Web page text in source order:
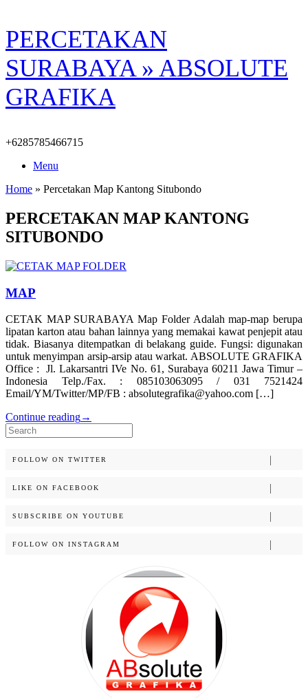
Skip
to
content
PERCETAKAN
SURABAYA » ABSOLUTE
GRAFIKA
+6285785466715
Menu
Home » Percetakan Map Kantong Situbondo
PERCETAKAN MAP KANTONG
SITUBONDO
MAP
CETAK MAP SURABAYA Map Folder Adalah map-map berupa
lipatan karton atau bahan lainnya yang memakai kawat penjepit atau
tidak. Biasanya ditempatkan di belakang guide. Fungsi: digunakan
untuk menyimpan arsip-arsip atau warkat. ABSOLUTE GRAFIKA
Office : Jl. Lakarsantri IVe No. 61, Surabaya 60211 Jawa Timur –
Indonesia Telp./Fax. : 085103063095 / 031 7521424
Email/YM/Twitter/MP/FB : absolutegrafika@yahoo.com […]
Continue reading→
Search
for:
FOLLOW ON TWITTER
LIKE ON FACEBOOK
SUBSCRIBE ON YOUTUBE
FOLLOW ON INSTAGRAM